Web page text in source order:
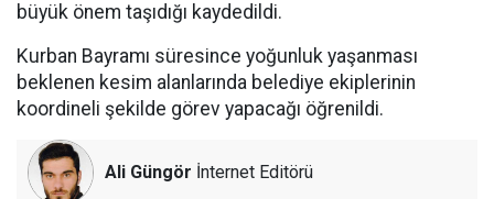
büyük önem taşıdığı kaydedildi.
Kurban Bayramı süresince yoğunluk yaşanması
beklenen kesim alanlarında belediye ekiplerinin
koordineli şekilde görev yapacağı öğrenildi.
Ali Güngör İnternet Editörü